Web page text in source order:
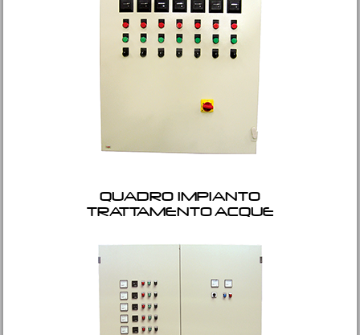
QUADRO IMPIANTO
TRATTAMENTO ACQUE